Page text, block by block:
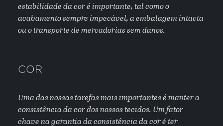
estabilidade da cor é importante, tal como o
acabamento sempre impecável, a embalagem intacta
ou o transporte de mercadorias sem danos.
COR
Uma das nossas tarefas mais importantes é manter a
consistência da cor dos nossos tecidos. Um fator
chave na garantia da consistência da cor é ter